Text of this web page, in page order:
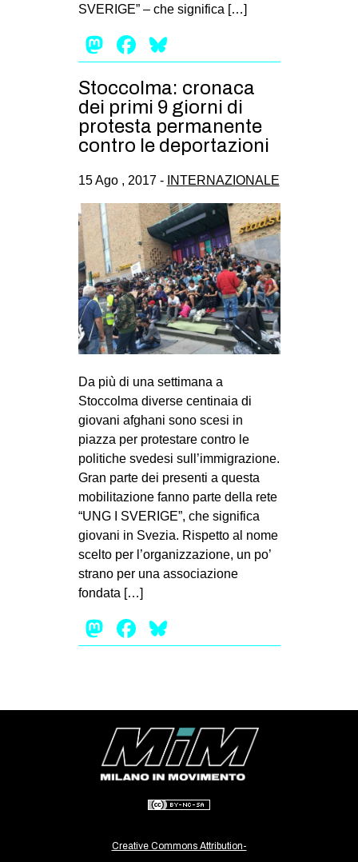
GENERI
MIGRAZIONI
REPRESSIONE
STUDENTI
ARTE
CINEMA
MANIFESTI
MUSICA
RECENSIONI
INTERNAZIONALE
AFRICA
AMERICHE
EUROPA
MEDIO ORIENTE
MONDO
EVENTI
in
SEARCH
SVERIGE” – che significa […]
Mastodon
Facebook
Stoccolma: cronaca
dei primi 9 giorni di
protesta permanente
contro le deportazioni
15 Ago , 2017 - INTERNAZIONALE
Da più di una settimana a
Stoccolma diverse centinaia di
giovani afghani sono scesi in
piazza per protestare contro le
politiche svedesi sull’immigrazione.
Gran parte dei presenti a questa
mobilitazione fanno parte della rete
“UNG I SVERIGE”, che significa
giovani in Svezia. Rispetto al nome
scelto per l’organizzazione, un po’
strano per una associazione
fondata […]
Mastodon
Facebook
Creative Commons Attribution-